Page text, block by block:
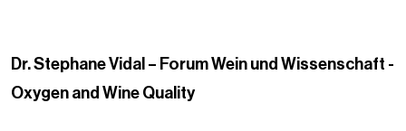
Dr. Stephane Vidal – Forum Wein und Wissenschaft -
Oxygen and Wine Quality